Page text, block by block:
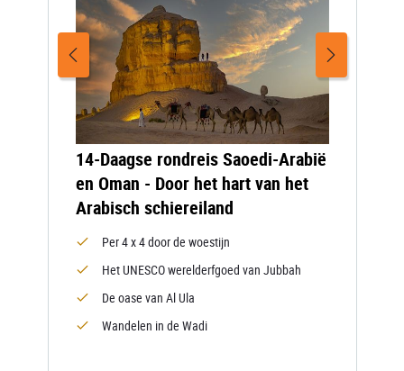
14-Daagse rondreis Saoedi-Arabië
en Oman - Door het hart van het
Arabisch schiereiland
Per 4 x 4 door de woestijn
Het UNESCO werelderfgoed van Jubbah
De oase van Al Ula
Wandelen in de Wadi